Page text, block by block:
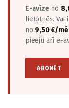
E-avīze no
lietotnēs. Vai
no 9,50 €/
pieeju arī e-
ABONĒT